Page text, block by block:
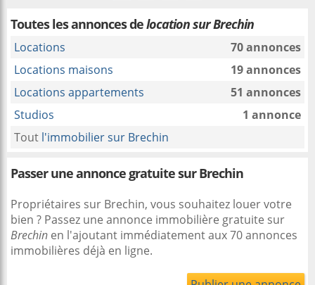
Toutes les annonces delocation sur Brechin
Locations
70 annonces
Locations maisons
19 annonces
Locations appartements
51 annonces
Studios
1 annonce
Tout l'immobilier sur Brechin
Passer une annonce gratuite sur Brechin
Propriétaires sur Brechin, vous souhaitez louer votre
bien ? Passez une annonce immobilière gratuite sur
Brechin en l'ajoutant immédiatement aux 70 annonces
immobilières déjà en ligne.